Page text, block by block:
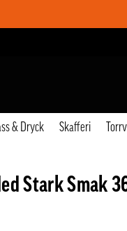
& Dryck Skafferi
Stark Smak